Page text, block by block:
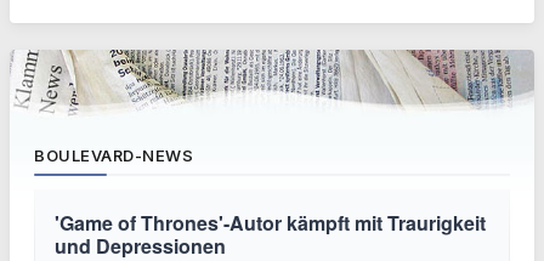
BOULEVARD-NEWS
'Game of Thrones'-Autor kämpft mit Traurigkeit
und Depressionen